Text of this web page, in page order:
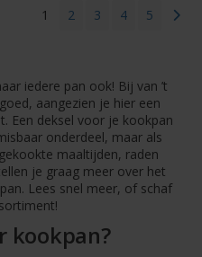
1 2 3 4 5
iedere pan ook! Bij van ’t
aangezien je hier een
Een deksel voor je kookpan
onderdeel, maar als
maaltijden, raden
je graag meer over het
Lees snel meer, of schaf
kookpan?